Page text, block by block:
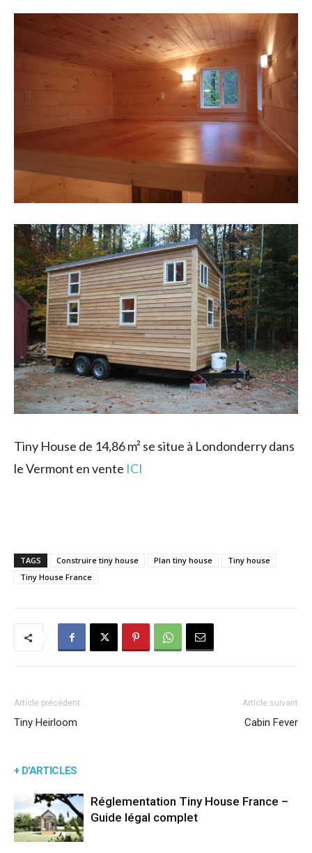
Tiny House de 14,86 m² se situe à Londonderry dans
le Vermont en vente ICI
TAGS Construire tiny house Plan tiny house
Tiny house
Tiny House France
Article précédent
Tiny Heirloom
Article suivant
Cabin Fever
+ D'ARTICLES
Réglementation Tiny House France –
Guide légal complet